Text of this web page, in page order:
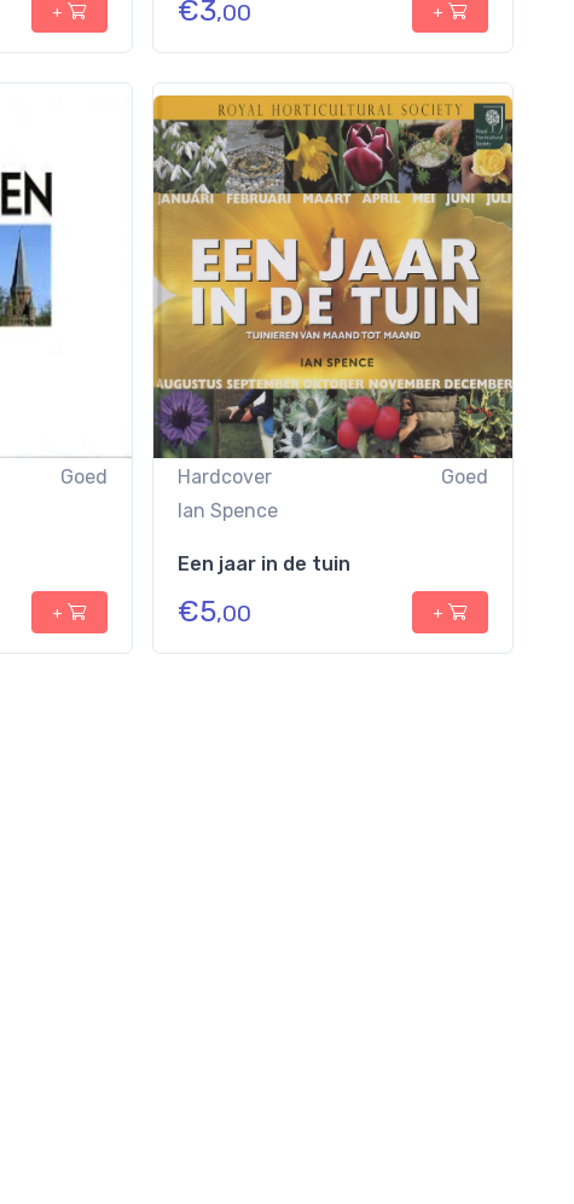
+ €3,00 +
Goed
+
Hardcover
Goed
Ian Spence
Een jaar in de tuin
€5,00 +